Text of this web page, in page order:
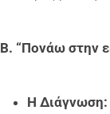
Β. “Πονάω στην
Η Διάγνωση: